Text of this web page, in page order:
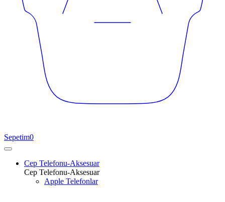
Sepetim0
Cep Telefonu-Aksesuar
Cep Telefonu-Aksesuar
Apple Telefonlar